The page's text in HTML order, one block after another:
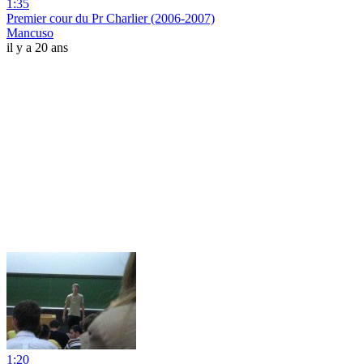
1:35
Premier cour du Pr Charlier (2006-2007)
Mancuso
il y a 20 ans
1:20